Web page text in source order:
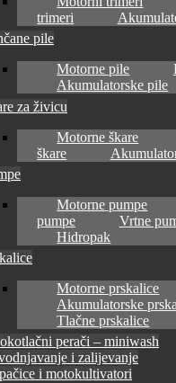
trimeri
pile
Motorne pile
Akumulatorske pile
za živicu
Motorne škare
škare
Motorne pumpe
pumpe
Vrtne
Hidropak
Motorne prskalice
Akumulatorske
Tlačne prskalice
perači – miniwash
i zalijevanje
i motokultivatori